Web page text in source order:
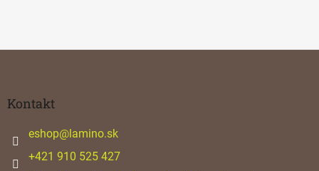
Kontakt
eshop@lamino.sk
+421 910 525 427